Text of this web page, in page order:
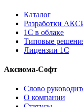
Каталог
Разработки
1С в облаке
Типовые
Лицензии 1С
Аксиома-Софт
Слово
О компании